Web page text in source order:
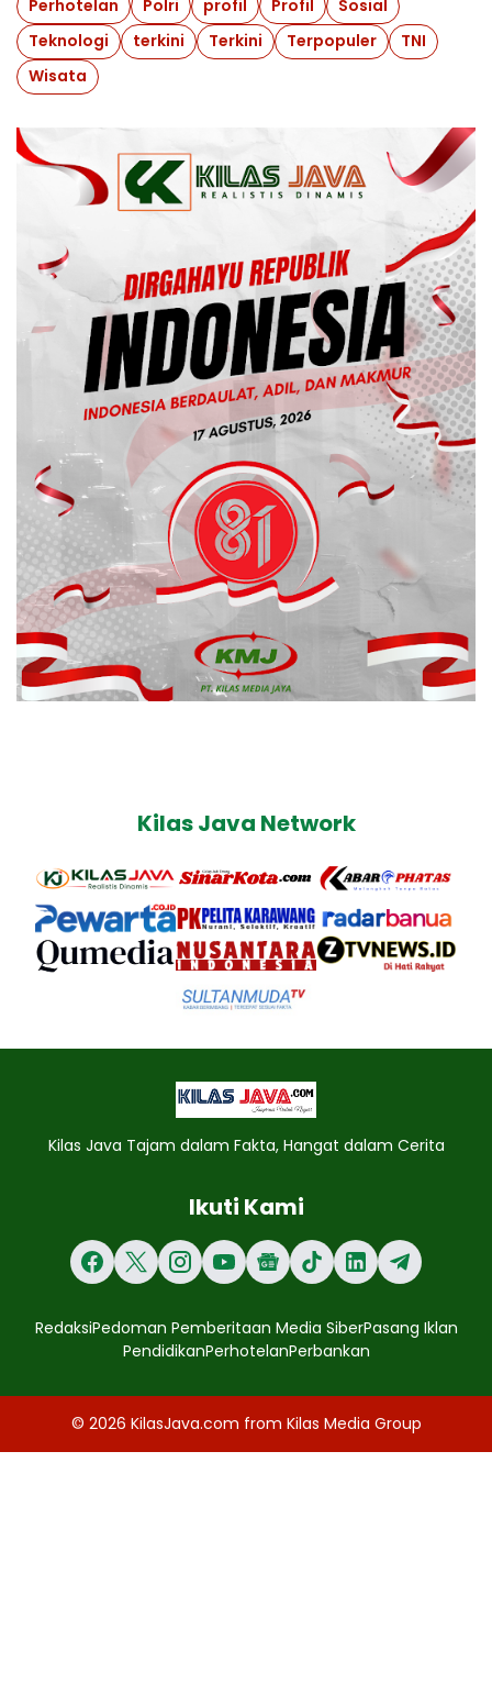
Perhotelan
Polri profil Profil
Sosial
Teknologi
terkini Terkini Terpopuler
TNI
Wisata
Kilas Java Network
Kilas Java Tajam dalam Fakta, Hangat dalam Cerita
Ikuti Kami
RedaksiPedoman Pemberitaan Media SiberPasang Iklan
PendidikanPerhotelanPerbankan
© 2026 KilasJava.com from Kilas Media Group